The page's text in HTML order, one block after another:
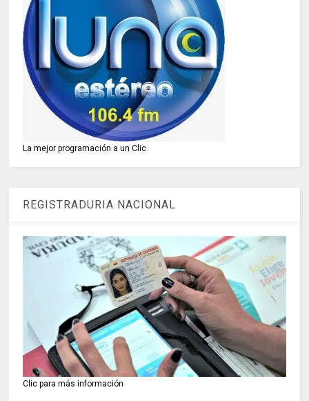
La mejor programación a un Clic
REGISTRADURIA NACIONAL
Clic para más información